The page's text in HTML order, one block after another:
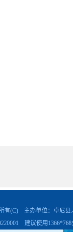
有(C) 主办单位：卓尼
建议使用